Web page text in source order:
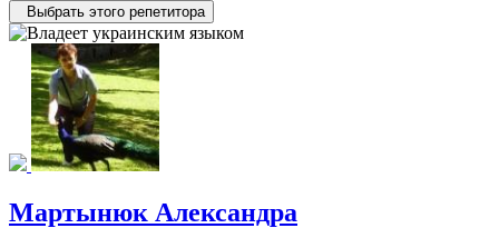
Выбрать этого репетитора
Мартынюк Александра